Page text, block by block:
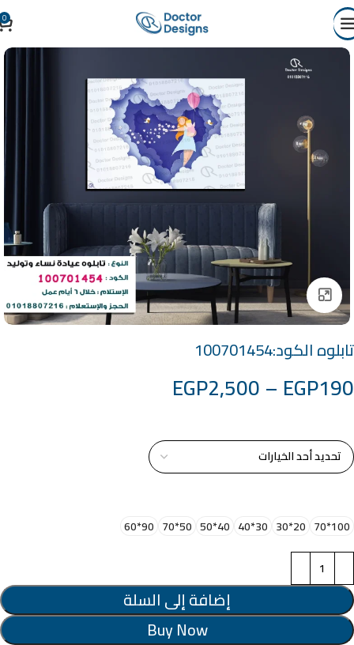
0
Click to enlarge
تابلوه الكود:100701454
EGP190
–
EGP2,500
100*70
20*30
30*40
40*50
50*70
90*60
إضافة إلى السلة
Buy Now